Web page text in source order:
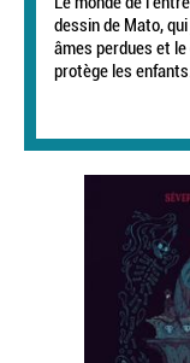
dessin de Mato,
âmes perdues et
protège les